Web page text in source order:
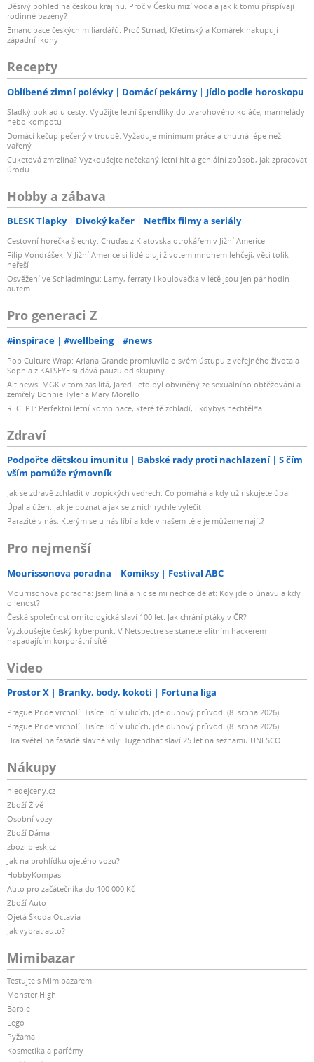
Děsivý pohled na českou krajinu. Proč v Česku mizí voda a jak k tomu přispívají
rodinné bazény?
Emancipace českých miliardářů. Proč Strnad, Křetínský a Komárek nakupují
západní ikony
Recepty
Oblíbené zimní polévky Domácí pekárny Jídlo podle horoskopu
Sladký poklad u cesty: Využijte letní špendlíky do tvarohového koláče, marmelády
nebo kompotu
Domácí kečup pečený v troubě: Vyžaduje minimum práce a chutná lépe než
vařený
Cuketová zmrzlina? Vyzkoušejte nečekaný letní hit a geniální způsob, jak zpracovat
úrodu
Hobby a zábava
BLESK Tlapky Divoký kačer Netflix filmy a seriály
Cestovní horečka šlechty: Chuďas z Klatovska otrokářem v Jižní Americe
Filip Vondrášek: V Jižní Americe si lidé plují životem mnohem lehčeji, věci tolik
neřeší
Osvěžení ve Schladmingu: Lamy, ferraty i koulovačka v létě jsou jen pár hodin
autem
Pro generaci Z
#inspirace #wellbeing #news
Pop Culture Wrap: Ariana Grande promluvila o svém ústupu z veřejného života a
Sophia z KATSEYE si dává pauzu od skupiny
Alt news: MGK v tom zas lítá, Jared Leto byl obviněný ze sexuálního obtěžování a
zemřely Bonnie Tyler a Mary Morello
RECEPT: Perfektní letní kombinace, které tě zchladí, i kdybys nechtěl*a
Zdraví
Podpořte dětskou imunitu Babské rady proti nachlazení
S čím
vším pomůže rýmovník
Jak se zdravě zchladit v tropických vedrech: Co pomáhá a kdy už riskujete úpal
Úpal a úžeh: Jak je poznat a jak se z nich rychle vyléčit
Parazité v nás: Kterým se u nás líbí a kde v našem těle je můžeme najít?
Pro nejmenší
Mourissonova poradna Komiksy Festival ABC
Mourrisonova poradna: Jsem líná a nic se mi nechce dělat: Kdy jde o únavu a kdy
o lenost?
Česká společnost ornitologická slaví 100 let: Jak chrání ptáky v ČR?
Vyzkoušejte český kyberpunk. V Netspectre se stanete elitním hackerem
napadajícím korporátní sítě
Video
Prostor X Branky, body, kokoti Fortuna liga
Prague Pride vrcholí: Tisíce lidí v ulicích, jde duhový průvod! (8. srpna 2026)
Prague Pride vrcholí: Tisíce lidí v ulicích, jde duhový průvod! (8. srpna 2026)
Hra světel na fasádě slavné vily: Tugendhat slaví 25 let na seznamu UNESCO
Nákupy
hledejceny.cz
Zboží Živě
Osobní vozy
Zboží Dáma
zbozi.blesk.cz
Jak na prohlídku ojetého vozu?
HobbyKompas
Auto pro začátečníka do 100 000 Kč
Zboží Auto
Ojetá Škoda Octavia
Jak vybrat auto?
Mimibazar
Testujte s Mimibazarem
Monster High
Barbie
Lego
Pyžama
Kosmetika a parfémy